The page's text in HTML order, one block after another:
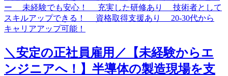
＼安定の正社員雇用／【未経験からエ
ンジニアへ！】半導体の製造現場を支